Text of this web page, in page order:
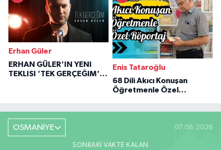
Erhan Güler
ERHAN GÜLER'IN YENI
TEKLISI 'TEK GERÇEĞIM'LE
Enis Tataroğlu
68 Dili Akıcı Konuşan
Öğretmenle Özel
OSMANİYE 07.08.2026
SONRAKI VAKTE KALAN